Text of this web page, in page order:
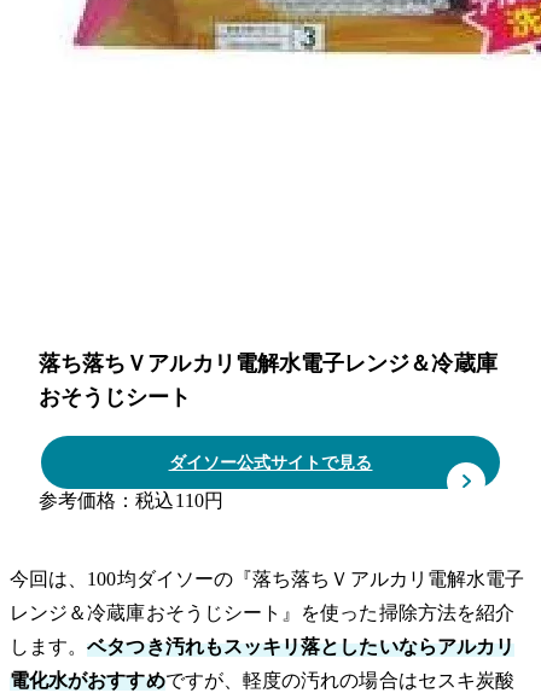
落ち落ちＶアルカリ電解水電子レンジ＆冷蔵庫
おそうじシート
ダイソー公式サイトで見る
参考価格：税込110円
今回は、100均ダイソーの『落ち落ちＶアルカリ電解水電子
レンジ＆冷蔵庫おそうじシート』を使った掃除方法を紹介
します。ベタつき汚れもスッキリ落としたいならアルカリ
電化水がおすすめですが、軽度の汚れの場合はセスキ炭酸